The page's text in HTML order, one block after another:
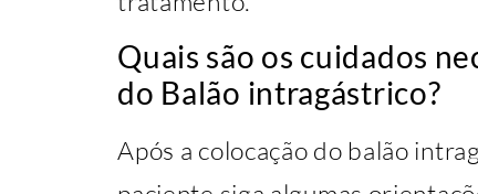
Quais são os cuidados
do Balão intragástrico?
Após a colocação do balão